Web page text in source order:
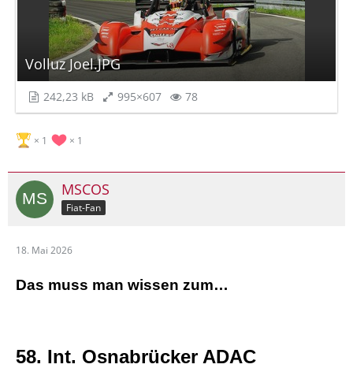
Volluz Joel.JPG
242,23 kB 995×607 78
1 1
MSCOS
Fiat-Fan
18. Mai 2026
Das muss man wissen zum…
58. Int. Osnabrücker ADAC